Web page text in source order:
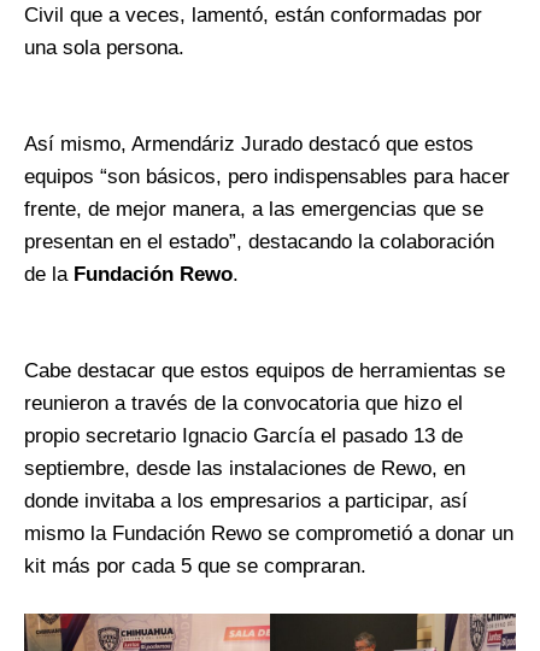
Civil que a veces, lamentó, están conformadas por
una sola persona.
Así mismo, Armendáriz Jurado destacó que estos
equipos “son básicos, pero indispensables para hacer
frente, de mejor manera, a las emergencias que se
presentan en el estado”, destacando la colaboración
de la Fundación Rewo.
Cabe destacar que estos equipos de herramientas se
reunieron a través de la convocatoria que hizo el
propio secretario Ignacio García el pasado 13 de
septiembre, desde las instalaciones de Rewo, en
donde invitaba a los empresarios a participar, así
mismo la Fundación Rewo se comprometió a donar un
kit más por cada 5 que se compraran.